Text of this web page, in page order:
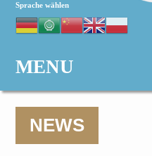
Sprache wählen
MENU
NEWS